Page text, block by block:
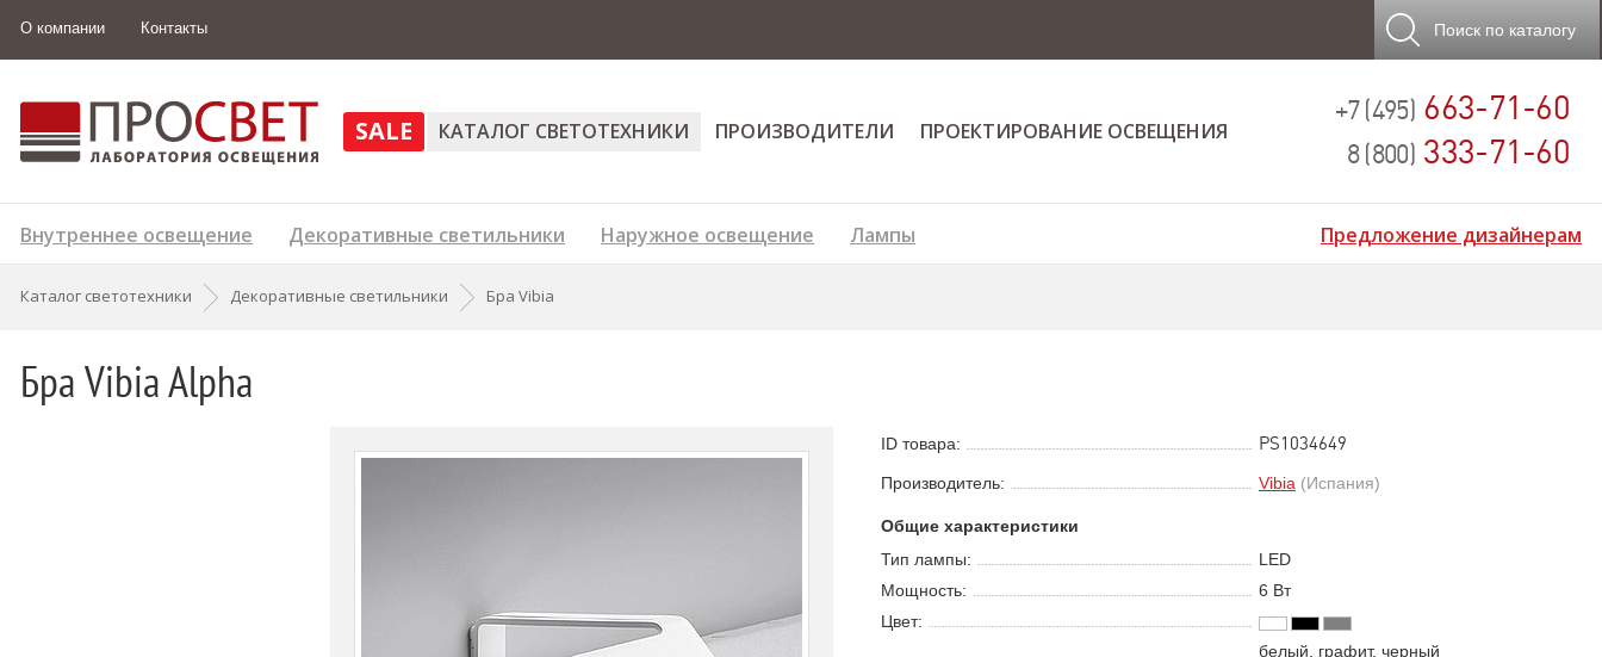
О компании Контакты Поиск по каталогу
+7 (495) 663-71-60
8 (800) 333-71-60
SALE КАТАЛОГ СВЕТОТЕХНИКИ ПРОИЗВОДИТЕЛИ ПРОЕКТИРОВАНИЕ ОСВЕЩЕНИЯ
Внутреннее освещение Декоративные светильники Наружное освещение Лампы Предложение дизайнерам
Каталог светотехники Декоративные светильники Бра Vibia
Бра Vibia Alpha
ID товара: PS1034649
Производитель: Vibia (Испания)
Общие характеристики
Тип лампы:
LED
Мощность:
6 Вт
Цвет:
белый, графит, черный